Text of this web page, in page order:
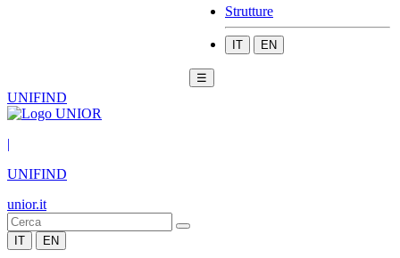
Strutture
IT EN
☰
UNIFIND
|
UNIFIND
unior.it
IT EN